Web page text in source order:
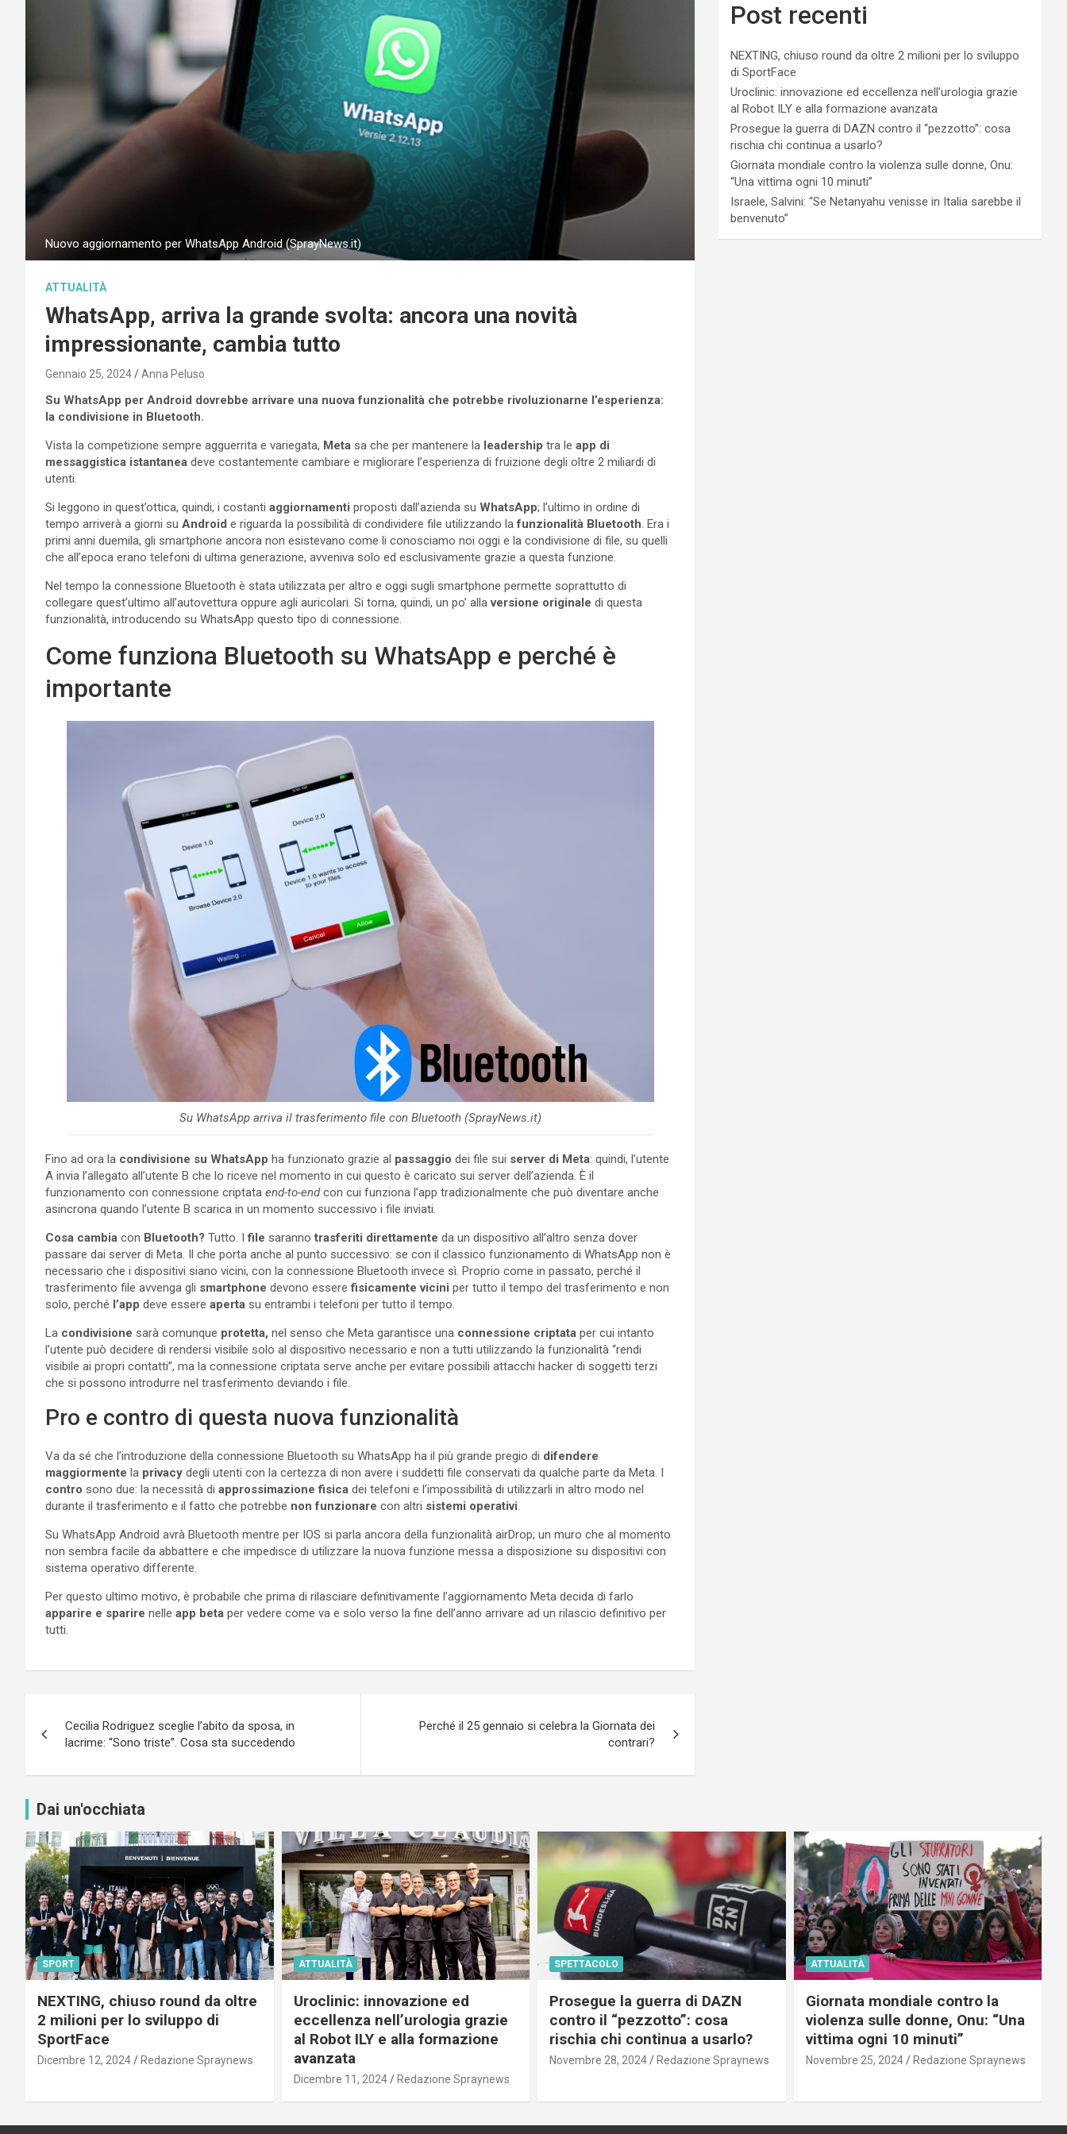
Nuovo aggiornamento per WhatsApp Android (SprayNews.it)
ATTUALITÀ
WhatsApp, arriva la grande svolta: ancora una novità
impressionante, cambia tutto
Gennaio 25, 2024 Anna Peluso
Su WhatsApp per Android dovrebbe arrivare una nuova funzionalità che potrebbe rivoluzionarne l’esperienza:
la condivisione in Bluetooth.
Vista la competizione sempre agguerrita e variegata, Meta sa che per mantenere la leadership tra le app di
messaggistica istantanea deve costantemente cambiare e migliorare l’esperienza di fruizione degli oltre 2 miliardi di
utenti.
Si leggono in quest’ottica, quindi, i costanti aggiornamenti proposti dall’azienda su WhatsApp; l’ultimo in ordine di
tempo arriverà a giorni su Android e riguarda la possibilità di condividere file utilizzando la funzionalità Bluetooth . Era i
primi anni duemila, gli smartphone ancora non esistevano come li conosciamo noi oggi e la condivisione di file, su quelli
che all’epoca erano telefoni di ultima generazione, avveniva solo ed esclusivamente grazie a questa funzione.
Nel tempo la connessione Bluetooth è stata utilizzata per altro e oggi sugli smartphone permette soprattutto di
collegare quest’ultimo all’autovettura oppure agli auricolari. Si torna, quindi, un po’ alla versione originale di questa
funzionalità, introducendo su WhatsApp questo tipo di connessione.
Come funziona Bluetooth su WhatsApp e perché è
importante
Su WhatsApp arriva il trasferimento file con Bluetooth (SprayNews.it)
Fino ad ora la condivisione su WhatsApp ha funzionato grazie al passaggio dei file sui server di Meta: quindi, l’utente
A invia l’allegato all’utente B che lo riceve nel momento in cui questo è caricato sui server dell’azienda. È il
funzionamento con connessione criptata end-to-endcon cui funziona l’app tradizionalmente che può diventare anche
asincrona quando l’utente B scarica in un momento successivo i file inviati.
Cosa cambia con Bluetooth? Tutto. Ifile saranno trasferiti direttamente da un dispositivo all’altro senza dover
passare dai server di Meta. Il che porta anche al punto successivo: se con il classico funzionamento di WhatsApp non è
necessario che i dispositivi siano vicini, con la connessione Bluetooth invece sì. Proprio come in passato, perché il
trasferimento file avvenga gli smartphone devono essere fisicamente vicini per tutto il tempo del trasferimento e non
solo, perché l’app deve essere aperta su entrambi i telefoni per tutto il tempo.
La condivisione sarà comunque protetta, nel senso che Meta garantisce una connessione criptata per cui intanto
l’utente può decidere di rendersi visibile solo al dispositivo necessario e non a tutti utilizzando la funzionalità “rendi
visibile ai propri contatti”, ma la connessione criptata serve anche per evitare possibili attacchi hacker di soggetti terzi
che si possono introdurre nel trasferimento deviando i file.
Pro e contro di questa nuova funzionalità
Va da sé che l’introduzione della connessione Bluetooth su WhatsApp ha il più grande pregio di difendere
maggiormente la privacy degli utenti con la certezza di non avere i suddetti file conservati da qualche parte da Meta. I
contro sono due: la necessità di approssimazione fisica dei telefoni e l’impossibilità di utilizzarli in altro modo nel
durante il trasferimento e il fatto che potrebbe non funzionare con altri sistemi operativi
Su WhatsApp Android avrà Bluetooth mentre per IOS si parla ancora della funzionalità airDrop; un muro che al momento
non sembra facile da abbattere e che impedisce di utilizzare la nuova funzione messa a disposizione su dispositivi con
sistema operativo differente.
Per questo ultimo motivo, è probabile che prima di rilasciare definitivamente l’aggiornamento Meta decida di farlo
apparire e sparire nelle app beta per vedere come va e solo verso la fine dell’anno arrivare ad un rilascio definitivo per
tutti.
articoli
Cecilia Rodriguez sceglie l’abito da sposa, in
lacrime: “Sono triste”. Cosa sta succedendo
Perché il 25 gennaio si celebra la Giornata dei
contrari?
Post recenti
NEXTING, chiuso round da oltre 2 milioni per lo sviluppo
di SportFace
Uroclinic: innovazione ed eccellenza nell’urologia grazie
al Robot ILY e alla formazione avanzata
Prosegue la guerra di DAZN contro il “pezzotto”: cosa
rischia chi continua a usarlo?
Giornata mondiale contro la violenza sulle donne, Onu:
“Una vittima ogni 10 minuti”
Israele, Salvini: “Se Netanyahu venisse in Italia sarebbe il
benvenuto”
Dai un'occhiata
SPORT
NEXTING, chiuso round da oltre
2 milioni per lo sviluppo di
SportFace
Dicembre 12, 2024 Redazione Spraynews
ATTUALITÀ
Uroclinic: innovazione ed
eccellenza nell’urologia grazie
al Robot ILY e alla formazione
avanzata
Dicembre 11, 2024 Redazione Spraynews
SPETTACOLO
Prosegue la guerra di DAZN
contro il “pezzotto”: cosa
rischia chi continua a usarlo?
Novembre 28, 2024 Redazione Spraynews
ATTUALITÀ
Giornata mondiale contro la
violenza sulle donne, Onu: “Una
vittima ogni 10 minuti”
Novembre 25, 2024 Redazione Spraynews